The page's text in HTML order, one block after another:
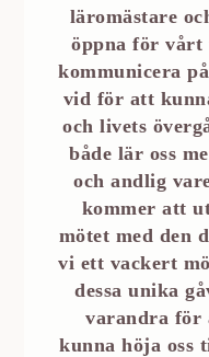
läromästare
öppna för vårt
kommunicera
vid för att
och livets
både lär oss
och andlig
kommer att
mötet med den
vi ett vackert
dessa unika
varandra för
kunna höja oss